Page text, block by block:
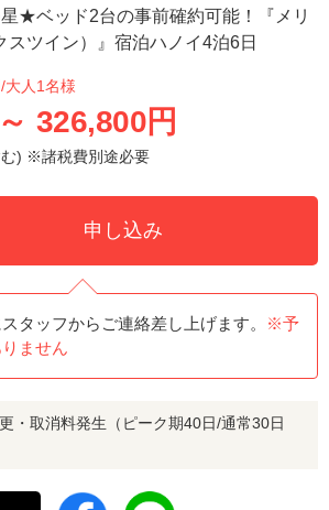
★ベッド2台の事前確約可能！『メリ
スツイン）』宿泊ハノイ4泊6日
/大人1名様
～ 326,800円
む) ※諸税費別途必要
申し込み
タッフからご連絡差し上げます。
※予
ません
・取消料発生（ピーク期40日/通常30日